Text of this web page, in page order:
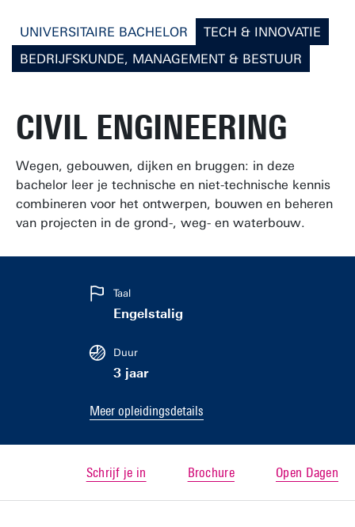
UNIVERSITAIRE BACHELOR
TECH & INNOVATIE
BEDRIJFSKUNDE, MANAGEMENT & BESTUUR
CIVIL ENGINEERING
Wegen, gebouwen, dijken en bruggen: in deze
bachelor leer je technische en niet-technische kennis
combineren voor het ontwerpen, bouwen en beheren
van projecten in de grond-, weg- en waterbouw.
Taal
Engelstalig
Duur
3 jaar
Meer opleidingsdetails
Schrijf je in Brochure Open Dagen